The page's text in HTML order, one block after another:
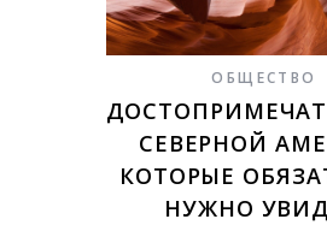
ОБЩЕСТВО
СЕВЕРНОЙ
КОТОРЫЕ
НУЖНО